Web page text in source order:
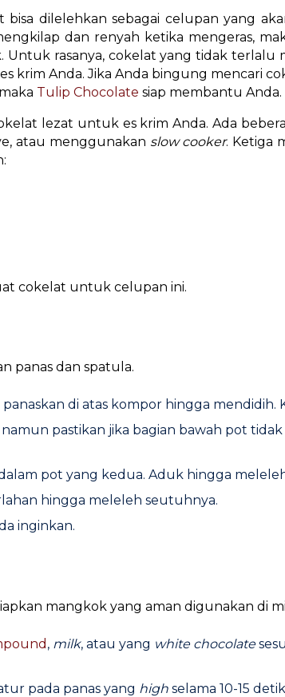
bisa dilelehkan sebagai celupan yang
dan renyah ketika mengeras,
rasanya, cokelat yang tidak terlalu
krim Anda. Jika Anda bingung mencari
Tulip Chocolate siap membantu Anda.
lezat untuk es krim Anda. Ada
atau menggunakan slow cooker. Ketiga
cokelat untuk celupan ini.
panas dan spatula.
di atas kompor hingga mendidih.
pastikan jika bagian bawah pot
pot yang kedua. Aduk hingga
hingga meleleh seutuhnya.
inginkan.
mangkok yang aman digunakan di
, milk, atau yang white chocolate
pada panas yang high selama 10-15